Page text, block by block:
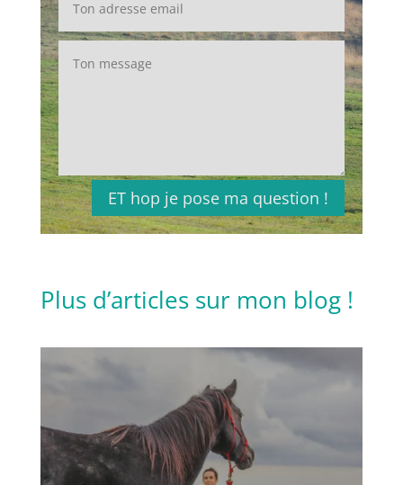
ET hop je pose ma question !
Plus d’articles sur mon blog !